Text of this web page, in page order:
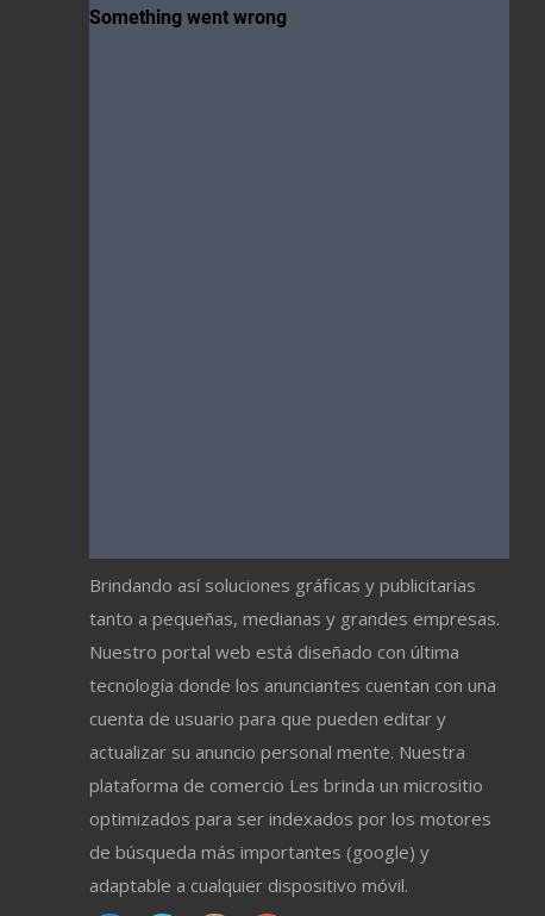
Brindando así soluciones gráficas y publicitarias
tanto a pequeñas, medianas y grandes empresas.
Nuestro portal web está diseñado con última
tecnología donde los anunciantes cuentan con una
cuenta de usuario para que pueden editar y
actualizar su anuncio personal mente. Nuestra
plataforma de comercio Les brinda un micrositio
optimizados para ser indexados por los motores
de búsqueda más importantes (google) y
adaptable a cualquier dispositivo móvil.